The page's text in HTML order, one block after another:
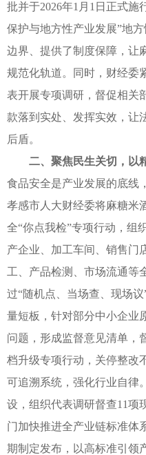
批并于2026年1月1日正式施
保护与地方性产业发展”地
边界、提供了制度保障，让
规范化轨道。同时，财经委
表开展专项调研，督促相关
款落到实处、发挥实效，让
后盾。
二、聚焦民生关切，以
食品安全是产业发展的底线
孝感市人大财经委将麻糖米
全“你点我检”专项行动，组
产企业、加工车间、销售门
工、产品检测、市场流通等
过“随机点、当场查、现场
量短板，针对部分中小企业
问题，形成监督意见清单，
档升级专项行动，关停整改
可追溯系统，强化行业自律
设，组织代表调研督查11项
门加快推进全产业链标准体
期制定发布，以高标准引领